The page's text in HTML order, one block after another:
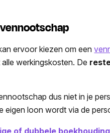
ervoor kiezen om een
werkingskosten. De
dus niet in je
eigen loon wordt via de